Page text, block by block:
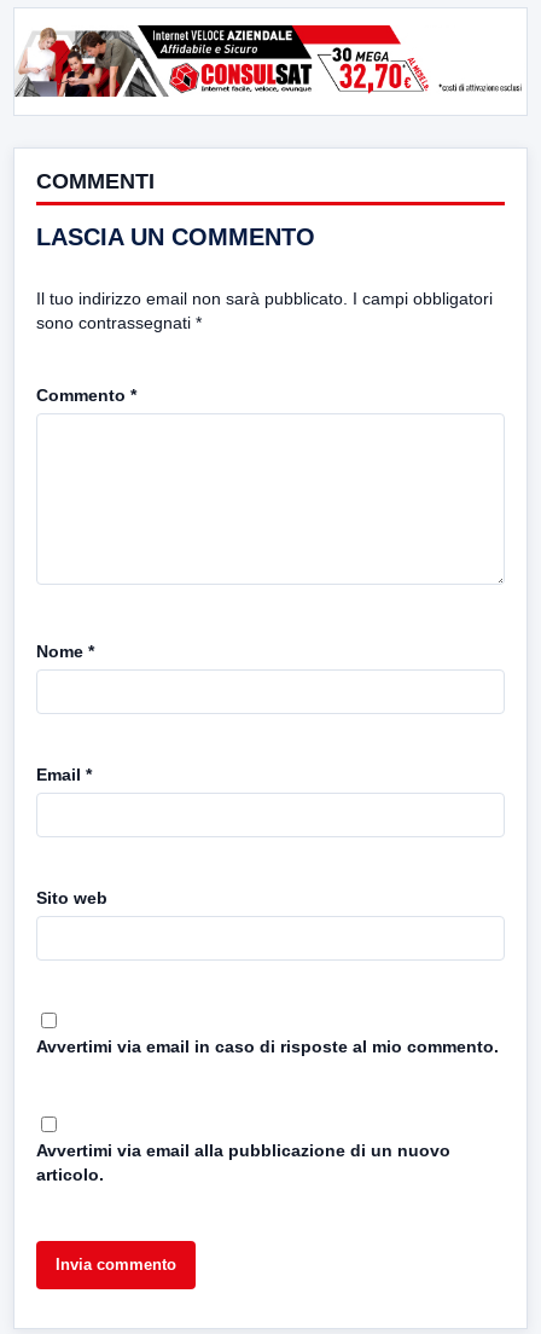
COMMENTI
LASCIA UN COMMENTO
Il tuo indirizzo email non sarà pubblicato. I campi obbligatori
sono contrassegnati *
Commento *
Nome *
Email *
Sito web
Avvertimi via email in caso di risposte al mio commento.
Avvertimi via email alla pubblicazione di un nuovo
articolo.